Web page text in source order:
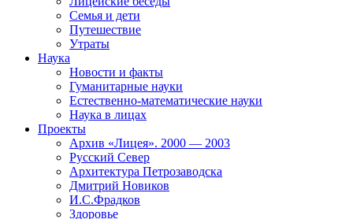
Семья и дети
Путешествие
Утраты
Наука
Новости и факты
Гуманитарные науки
Естественно-математические науки
Наука в лицах
Проекты
Архив «Лицея». 2000 — 2003
Русский Север
Архитектура Петрозаводска
Дмитрий Новиков
И.С.Фрадков
Здоровье